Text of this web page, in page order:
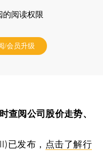
的阅读权限
/会员升级
查阅公司股价走势、
发布， 点击了解行